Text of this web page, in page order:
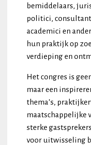
bemiddelaars,
politici,
academici en
hun praktijk op
verdieping en
Het congres is
maar een
thema’s,
maatschappelijke
sterke
voor uitwisseling